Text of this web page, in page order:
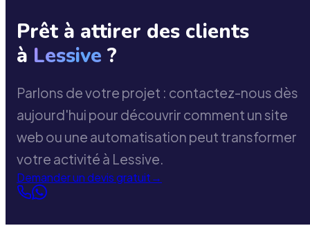
Prêt à attirer des clients
à Lessive ?
Parlons de votre projet : contactez-nous dès
aujourd'hui pour découvrir comment un site
web ou une automatisation peut transformer
votre activité à Lessive.
Demander un devis gratuit→